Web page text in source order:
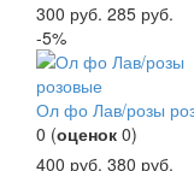
300 руб. 285 руб.
-5%
Ол фо Лав/розы
0 (оценок 0)
400 руб. 380 руб.